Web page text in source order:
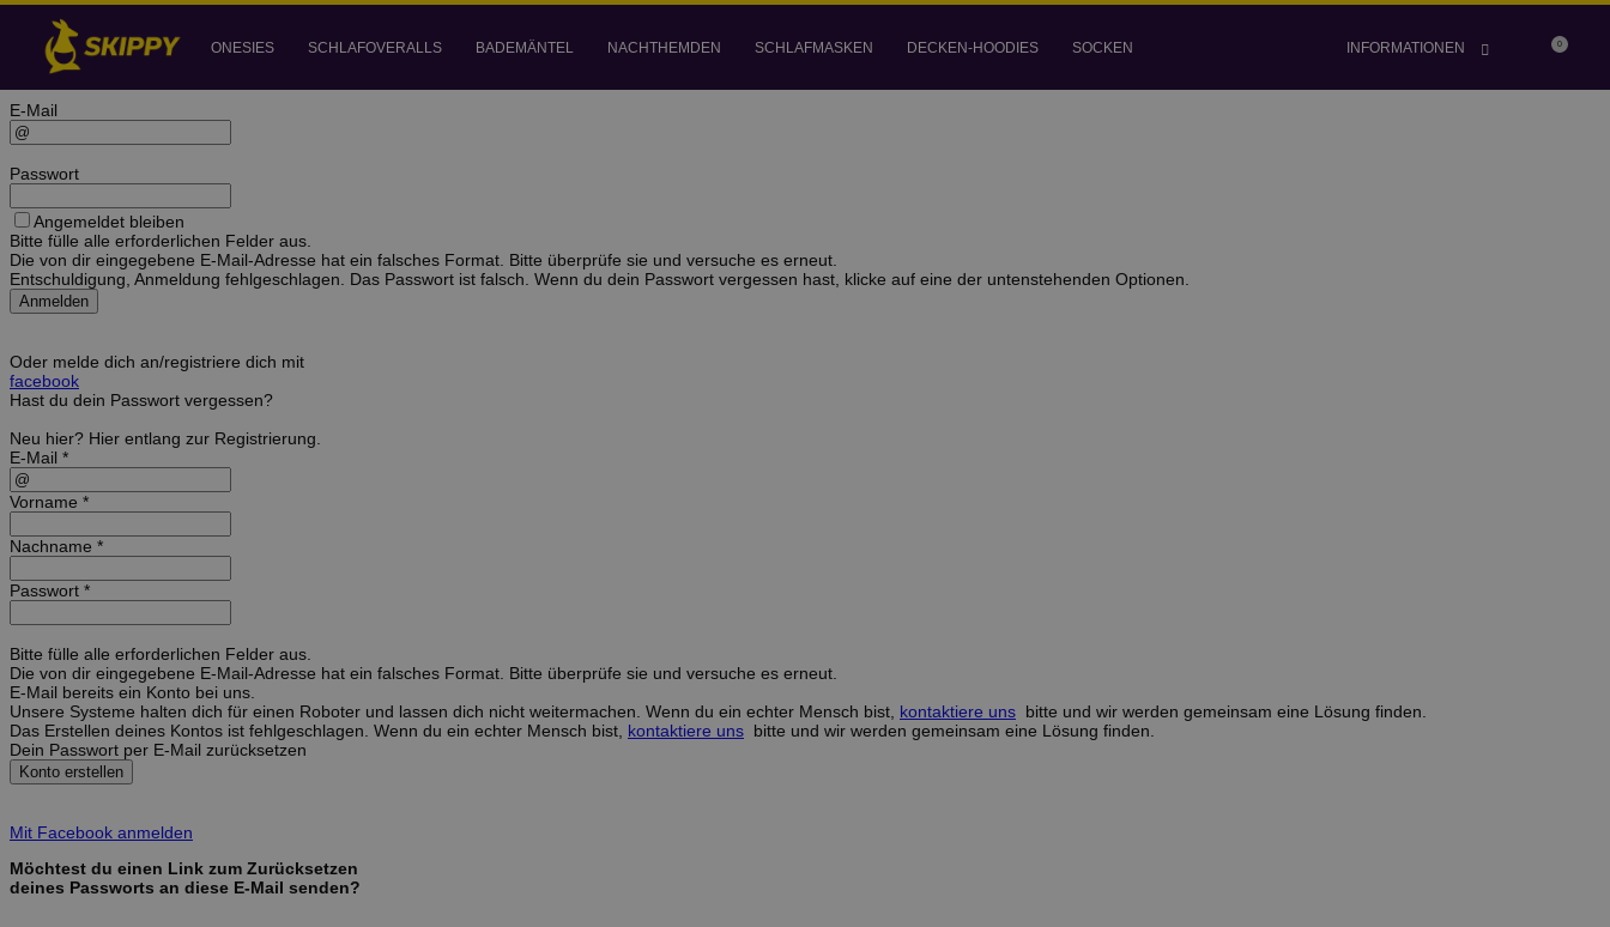
Anmelden
Konto erstellen
Anweisungen zum Zurücksetzen deines Passworts wurden gerade an die von dir angegebene E-Mail-Adresse geschickt. Sobald du ein neues Passwort festgelegt hast, kannst du es auch hier verwenden.
E-Mail
Passwort
Angemeldet bleiben
Bitte fülle alle erforderlichen Felder aus.
Die von dir eingegebene E-Mail-Adresse hat ein falsches Format. Bitte überprüfe sie und versuche es erneut.
Entschuldigung, Anmeldung fehlgeschlagen. Das Passwort ist falsch. Wenn du dein Passwort vergessen hast, klicke auf eine der untenstehenden Optionen.
Anmelden
Oder melde dich an/registriere dich mit
facebook
Hast du dein Passwort vergessen?
Neu hier? Hier entlang zur Registrierung.
E-Mail *
Vorname *
Nachname *
Passwort *
Bitte fülle alle erforderlichen Felder aus.
Die von dir eingegebene E-Mail-Adresse hat ein falsches Format. Bitte überprüfe sie und versuche es erneut.
E-Mail bereits ein Konto bei uns.
Unsere Systeme halten dich für einen Roboter und lassen dich nicht weitermachen. Wenn du ein echter Mensch bist, kontaktiere uns bitte und wir werden gemeinsam eine Lösung finden.
Das Erstellen deines Kontos ist fehlgeschlagen. Wenn du ein echter Mensch bist, kontaktiere uns bitte und wir werden gemeinsam eine Lösung finden.
Dein Passwort per E-Mail zurücksetzen
Konto erstellen
Mit Facebook anmelden
Möchtest du einen Link zum Zurücksetzen
deines Passworts an diese E-Mail senden?
ONESIES SCHLAFOVERALLS BADEMÄNTEL NACHTHEMDEN SCHLAFMASKEN DECKEN-HOODIES SOCKEN INFORMATIONEN 0